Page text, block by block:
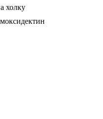
холку
моксидектин